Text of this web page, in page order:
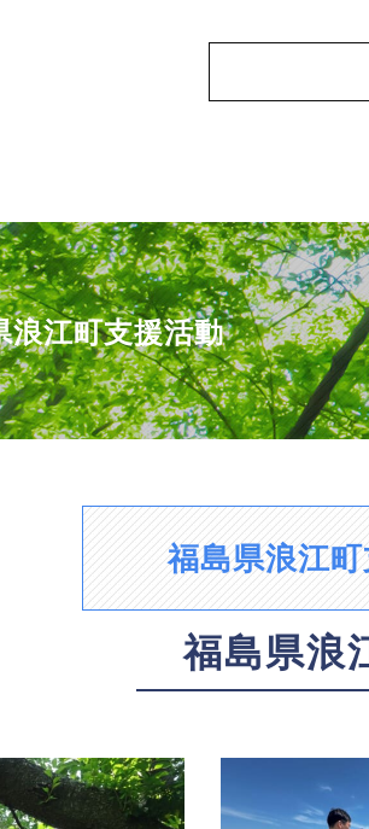
浪江町支援活動
福島県浪江
福島県浪